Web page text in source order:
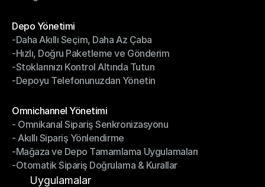
Depo Yönetimi
Depo Yönetimi
-Daha Akıllı Seçim, Daha Az Çaba
-Daha Akıllı Seçim, Daha Az Çaba
-Hızlı, Doğru Paketleme ve Gönderim
-Hızlı, Doğru Paketleme ve Gönderim
-Stoklarınızı Kontrol Altında Tutun
-Stoklarınızı Kontrol Altında Tutun
-Depoyu Telefonunuzdan Yönetin
Omnichannel Yönetimi
Omnichannel Yönetimi
- Omnikanal Sipariş Senkronizasyonu
- Omnikanal Sipariş Senkronizasyonu
- Akıllı Sipariş Yönlendirme
- Akıllı Sipariş Yönlendirme
-Mağaza ve Depo Tamamlama Uygulamaları
-Mağaza ve Depo Tamamlama Uygulamaları
-Otomatik Sipariş Doğrulama & Kurallar
-Otomatik Sipariş Doğrulama & Kurallar
Uygulamalar